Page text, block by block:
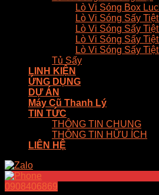
Lò Vi Sóng Box
Lò Vi Sóng Sấy
Lò Vi Sóng Sấy
Lò Vi Sóng Sấy
Lò Vi Sóng Sấy
Tủ Sấy
LINH KIỆN
ỨNG DỤNG
DỰ ÁN
Máy Cũ Thanh Lý
TIN TỨC
THÔNG TIN CHUNG
THÔNG TIN HỮU ÍCH
LIÊN HỆ
0908406869